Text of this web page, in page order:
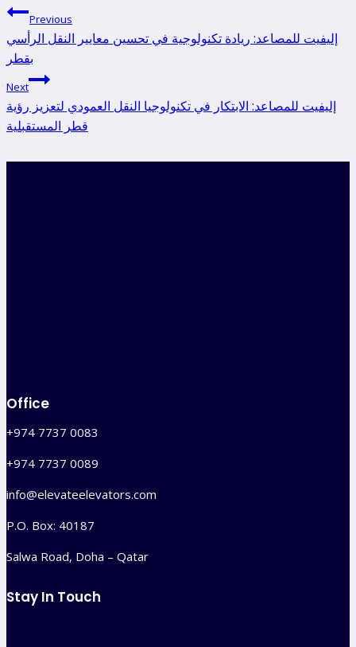
Previous
إليفيت للمصاعد: ريادة تكنولوجية في تحسين معايير النقل الرأسي
بقطر
Next
إليفيت للمصاعد: الابتكار في تكنولوجيا النقل العمودي لتعزيز رؤية
قطر المستقبلية
Office
+974 7737 0083
+974 7737 0089
info@elevateelevators.com
P.O. Box: 40187
Salwa Road, Doha – Qatar
Stay In Touch